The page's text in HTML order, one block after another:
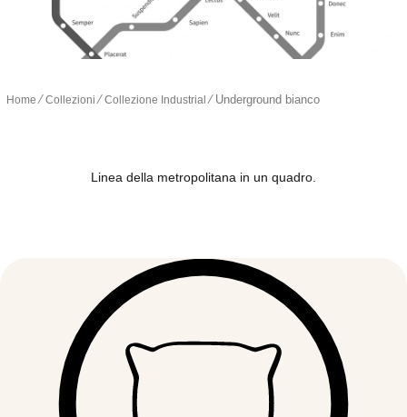
Home ∕Collezioni ∕Collezione Industrial ∕ Underground bianco
Linea della metropolitana in un quadro.